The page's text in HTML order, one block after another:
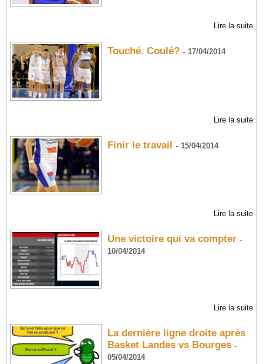
Lire la suite
Touché. Coulé? - 17/04/2014
Lire la suite
Finir le travail - 15/04/2014
Lire la suite
Une victoire qui va compter -
10/04/2014
Lire la suite
La dernière ligne droite après
Basket Landes vs Bourges -
05/04/2014